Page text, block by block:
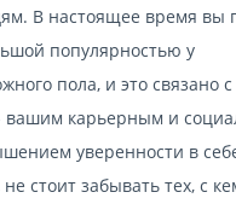
В настоящее время вы
популярностью у
пола, и это связано
вашим карьерным и
уверенности в
стоит забывать тех, с